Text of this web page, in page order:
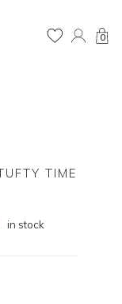
0
TIME
in stock